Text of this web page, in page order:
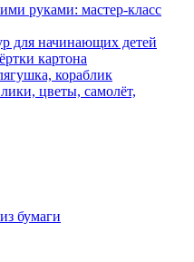
руками: мастер-класс
для начинающих детей
картона
кораблик
цветы, самолёт,
бумаги